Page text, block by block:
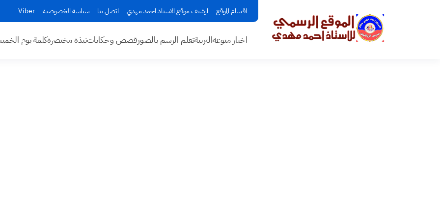
اقسام الموقع ارشيف موقع الاستاذ احمد مهدي اتصل بنا سياسة الخصوصية Viber
اخبار منوعهالتربيةتعلم الرسم بالصورقصص وحكاياتنبذة مختصرةكلمة يوم